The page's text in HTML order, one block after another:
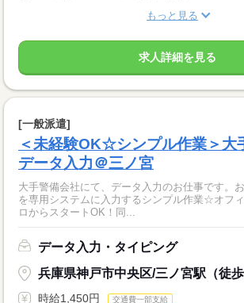
もっと見る
求人詳細を見る
[一般派遣]
＜未経験OK☆シンプル作業＞大
データ入力＠三ノ宮
大手警備会社にて、データ入力のお仕事です。
を専用システムに入力するシンプル作業☆オフ
ロからスタートOK！同...
データ入力・タイピング
兵庫県神戸市中央区/三ノ宮駅（徒歩
時給1,450円 交通費一部支給